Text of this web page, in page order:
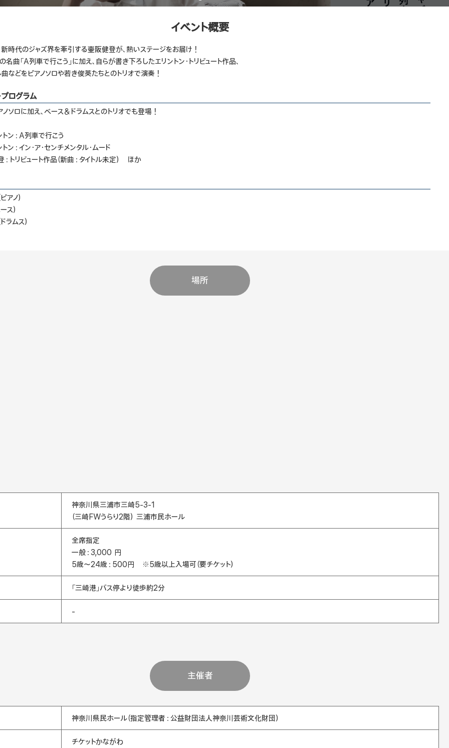
イベント概要
時代のジャズ界を牽引する壷阪健登が、熱いステージをお届け！
名曲「A列車で行こう」に加え、自らが書き下ろしたエリントン・トリビュート作品、
などをピアノソロや若き俊英たちとのトリオで演奏！
プログラム
ソロに加え、ベース＆ドラムスとのトリオでも登場！
ン：A列車で行こう
ン：イン・ア・センチメンタル・ムード
トリビュート作品（新曲：タイトル未定） ほか
アノ）
ス）
ラムス）
場所
神奈川県三浦市三崎5-3-1
（三崎FWうらり2階） 三浦市民ホール
全席指定
一般：3,000 円
5歳〜24歳：500円 ※5歳以上入場可（要チケット）
「三崎港」バス停より徒歩約2分
-
主催者
神奈川県民ホール（指定管理者：公益財団法人神奈川芸術文化財団）
チケットかながわ